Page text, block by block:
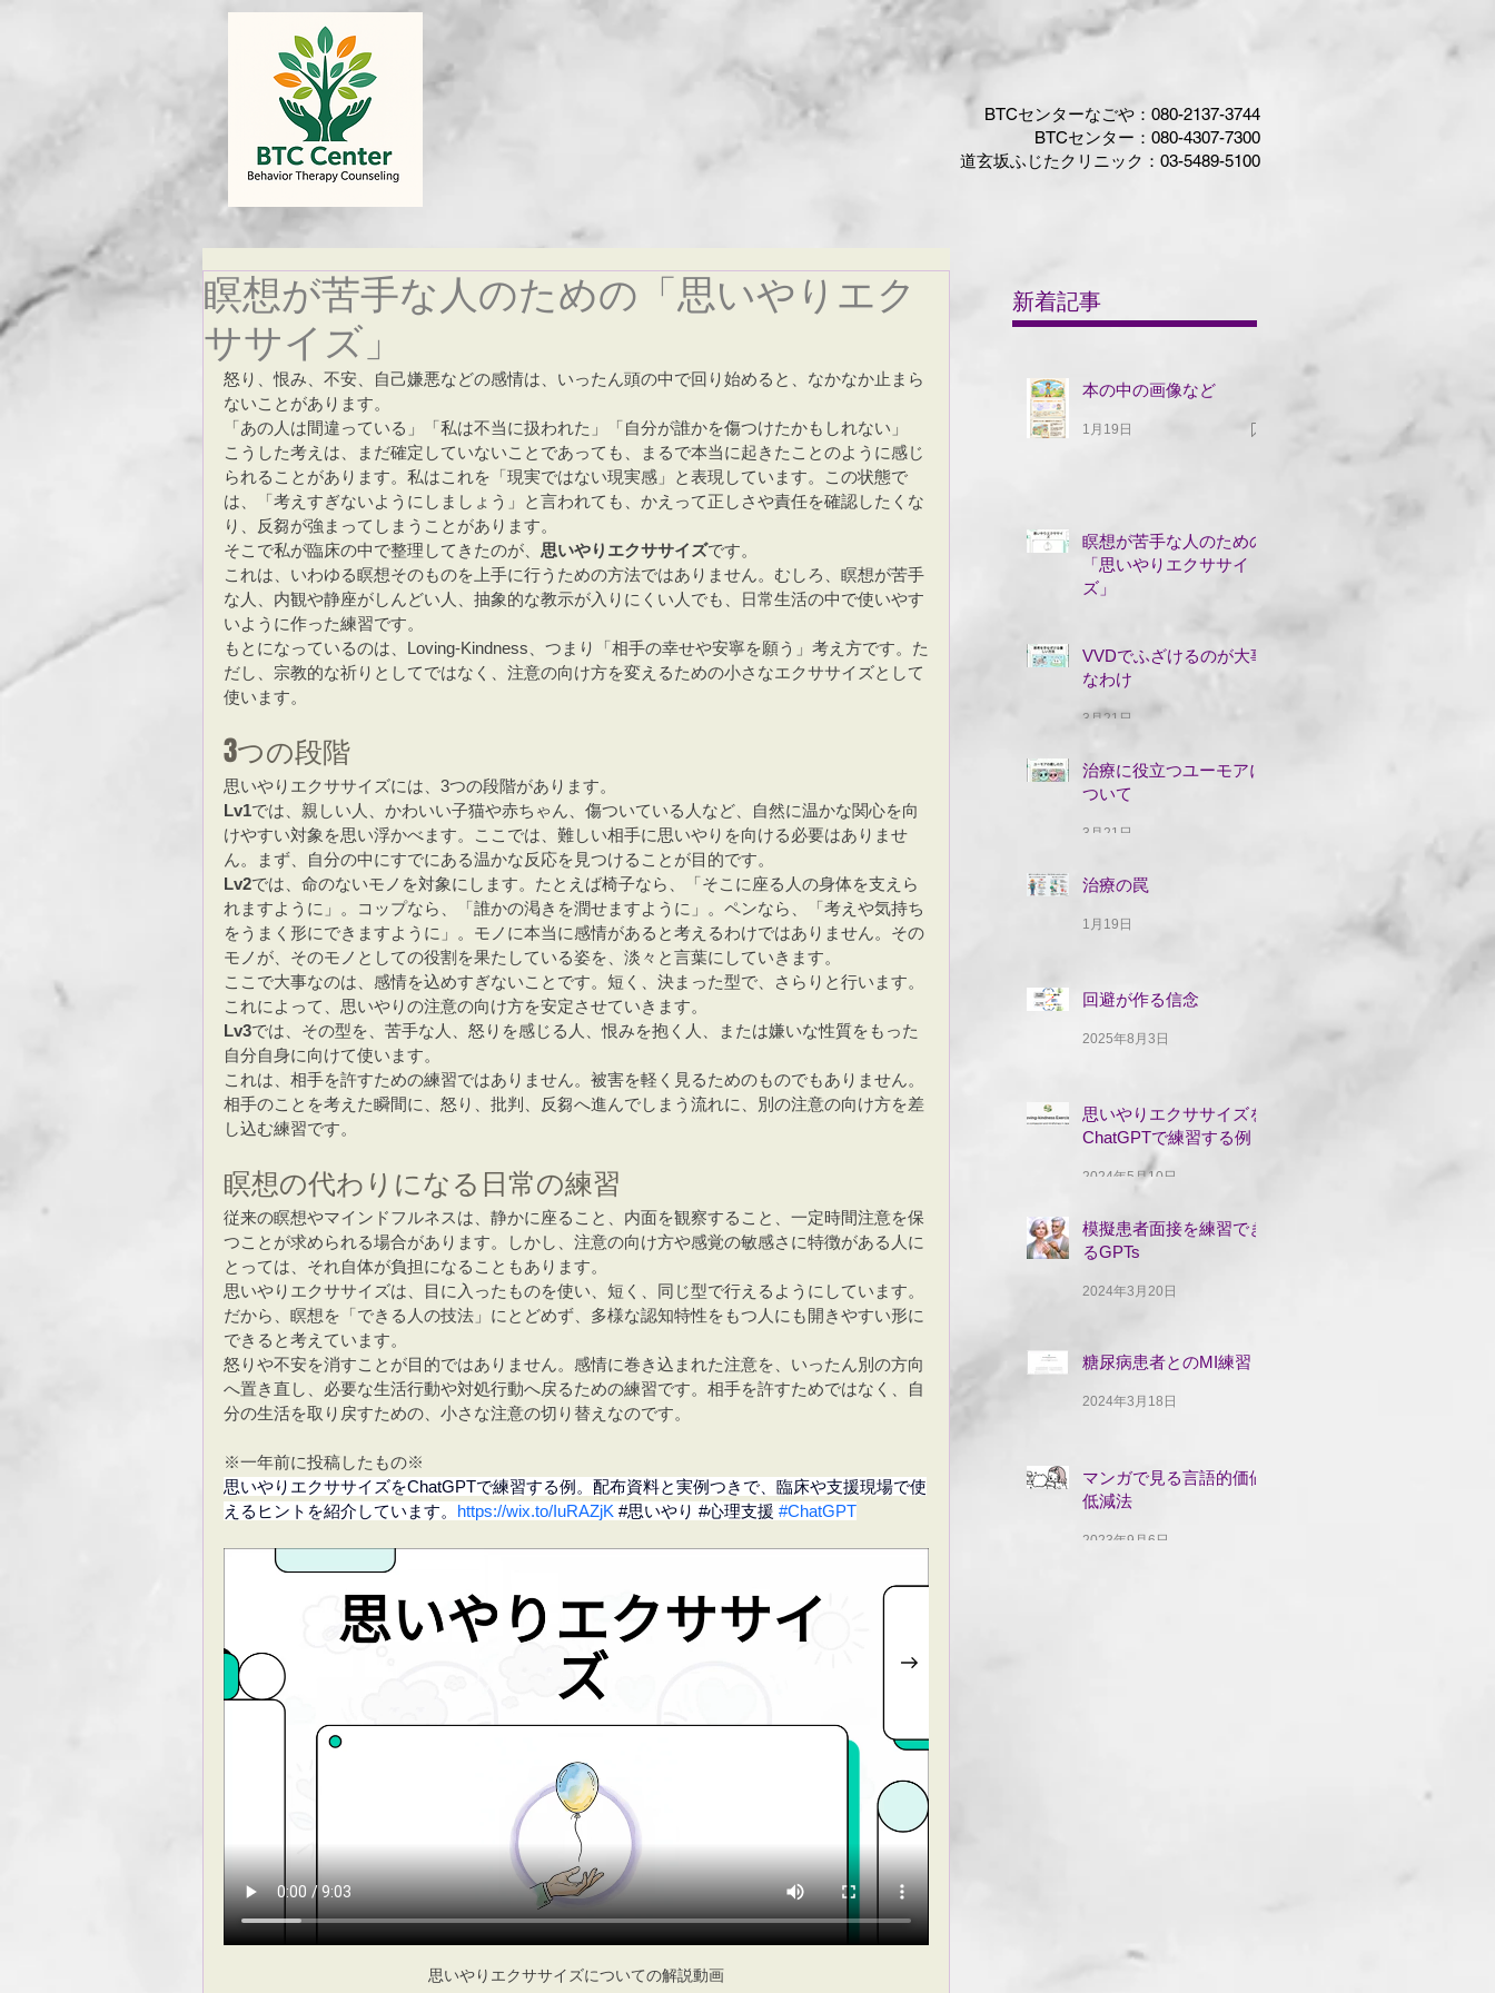
BTCセンターなごや：080-2137-3744​
BTCセンター​： 080-4307-7300
​道玄坂ふじたクリニック：03-5489-5100
瞑想が苦手な人のための「思いやりエク
ササイズ」
怒り、恨み、不安、自己嫌悪などの感情は、いったん頭の中で回り始めると、なかなか止まら
ないことがあります。
「あの人は間違っている」「私は不当に扱われた」「自分が誰かを傷つけたかもしれない」
こうした考えは、まだ確定していないことであっても、まるで本当に起きたことのように感じ
られることがあります。私はこれを「現実ではない現実感」と表現しています。この状態で
は、「考えすぎないようにしましょう」と言われても、かえって正しさや責任を確認したくな
り、反芻が強まってしまうことがあります。
そこで私が臨床の中で整理してきたのが、 思いやりエクササイズです。
これは、いわゆる瞑想そのものを上手に行うための方法ではありません。むしろ、瞑想が苦手
な人、内観や静座がしんどい人、抽象的な教示が入りにくい人でも、日常生活の中で使いやす
いように作った練習です。
もとになっているのは、Loving-Kindness、つまり「相手の幸せや安寧を願う」考え方です。た
だし、宗教的な祈りとしてではなく、注意の向け方を変えるための小さなエクササイズとして
使います。
3つの段階
思いやりエクササイズには、3つの段階があります。
Lv1では、親しい人、かわいい子猫や赤ちゃん、傷ついている人など、自然に温かな関心を向
けやすい対象を思い浮かべます。ここでは、難しい相手に思いやりを向ける必要はありませ
ん。まず、自分の中にすでにある温かな反応を見つけることが目的です。
Lv2では、命のないモノを対象にします。たとえば椅子なら、「そこに座る人の身体を支えら
れますように」。コップなら、「誰かの渇きを潤せますように」。ペンなら、「考えや気持ち
をうまく形にできますように」。モノに本当に感情があると考えるわけではありません。その
モノが、そのモノとしての役割を果たしている姿を、淡々と言葉にしていきます。
ここで大事なのは、感情を込めすぎないことです。短く、決まった型で、さらりと行います。
これによって、思いやりの注意の向け方を安定させていきます。
Lv3では、その型を、苦手な人、怒りを感じる人、恨みを抱く人、または嫌いな性質をもった
自分自身に向けて使います。
これは、相手を許すための練習ではありません。被害を軽く見るためのものでもありません。
相手のことを考えた瞬間に、怒り、批判、反芻へ進んでしまう流れに、別の注意の向け方を差
し込む練習です。
瞑想の代わりになる日常の練習
従来の瞑想やマインドフルネスは、静かに座ること、内面を観察すること、一定時間注意を保
つことが求められる場合があります。しかし、注意の向け方や感覚の敏感さに特徴がある人に
とっては、それ自体が負担になることもあります。
思いやりエクササイズは、目に入ったものを使い、短く、同じ型で行えるようにしています。
だから、瞑想を「できる人の技法」にとどめず、多様な認知特性をもつ人にも開きやすい形に
できると考えています。
怒りや不安を消すことが目的ではありません。感情に巻き込まれた注意を、いったん別の方向
へ置き直し、必要な生活行動や対処行動へ戻るための練習です。相手を許すためではなく、自
分の生活を取り戻すための、小さな注意の切り替えなのです。
※一年前に投稿したもの※
思いやりエクササイズをChatGPTで練習する例。配布資料と実例つきで、臨床や支援現場で使
えるヒントを紹介しています。 https://wix.to/IuRAZjK #思いやり #心理支援 #ChatGPT
思いやりエクササイズについての解説動画
新着記事
本の中の画像など
1月19日
瞑想が苦手な人のための
「思いやりエクササイ
ズ」
VVDでふざけるのが大事
なわけ
3月21日
治療に役立つユーモアに
ついて
3月21日
治療の罠
1月19日
回避が作る信念
2025年8月3日
思いやりエクササイズを
ChatGPTで練習する例
2024年5月10日
模擬患者面接を練習でき
るGPTs
2024年3月20日
糖尿病患者とのMI練習
2024年3月18日
マンガで見る言語的価値
低減法
2023年9月6日